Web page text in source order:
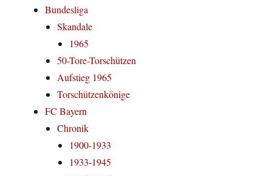
Bundesliga
Skandale
1965
50-Tore-Torschützen
Aufstieg 1965
Torschützenkönige
FC Bayern
Chronik
1900-1933
1933-1945